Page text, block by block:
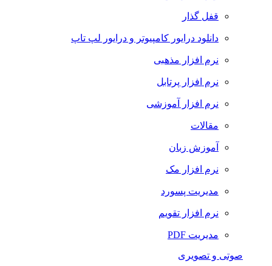
قفل گذار
دانلود درایور کامپیوتر و درایور لپ تاپ
نرم افزار مذهبی
نرم افزار پرتابل
نرم افزار آموزشی
مقالات
آموزش زبان
نرم افزار مک
مدیریت پسورد
نرم افزار تقویم
مدیریت PDF
صوتی و تصویری